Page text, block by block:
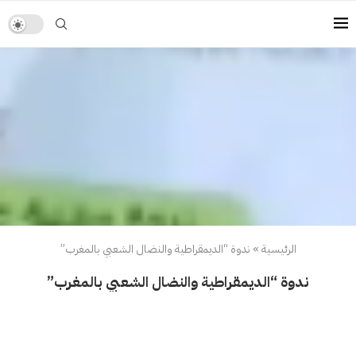
الرئيسية» ندوة “الديمقراطية والنضال الشعبي بالمغرب”
ندوة “الديمقراطية والنضال الشعبي بالمغرب”